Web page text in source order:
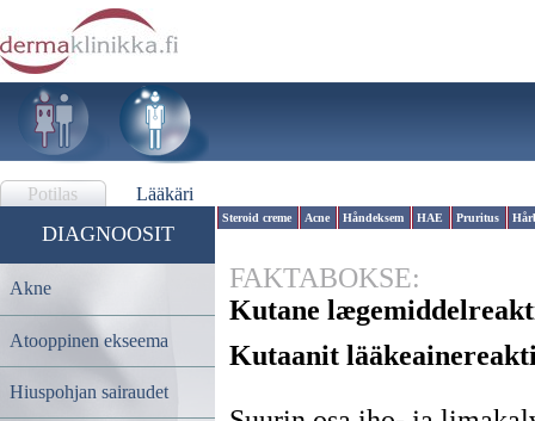
Potilas Lääkäri
DIAGNOOSIT
Akne
Atooppinen ekseema
Hiuspohjan sairaudet
Steroid creme Acne Håndeksem HAE Pruritus
FAKTABOKSE:
Kutane
Kutaanit